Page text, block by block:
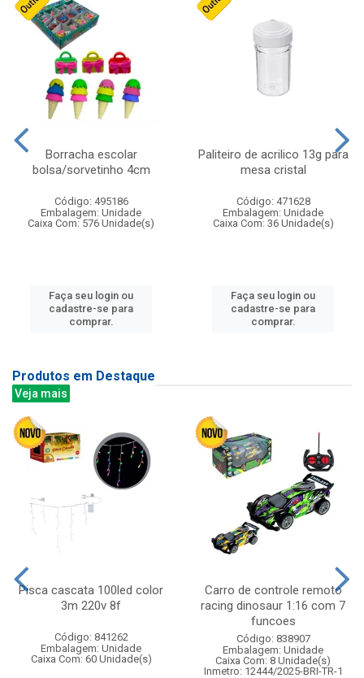
Borracha escolar
bolsa/sorvetinho 4cm
Código: 495186
Embalagem: Unidade
Caixa Com: 576 Unidade(s)
Faça seu login ou
cadastre-se para
comprar.
Paliteiro de acrilico 13g para
mesa cristal
Código: 471628
Embalagem: Unidade
Caixa Com: 36 Unidade(s)
Faça seu login ou
cadastre-se para
comprar.
Produtos em Destaque
Veja mais
Pisca cascata 100led color
3m 220v 8f
Código: 841262
Embalagem: Unidade
Caixa Com: 60 Unidade(s)
Carro de controle remoto
racing dinosaur 1:16 com 7
funcoes
Código: 838907
Embalagem: Unidade
Caixa Com: 8 Unidade(s)
Inmetro: 12444/2025-BRI-TR-1